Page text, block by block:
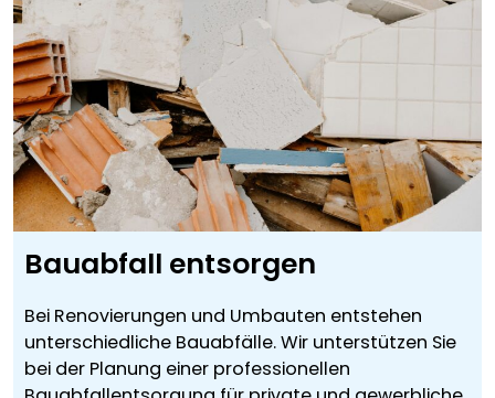
Bauabfall entsorgen
Bei Renovierungen und Umbauten entstehen
unterschiedliche Bauabfälle. Wir unterstützen Sie
bei der Planung einer professionellen